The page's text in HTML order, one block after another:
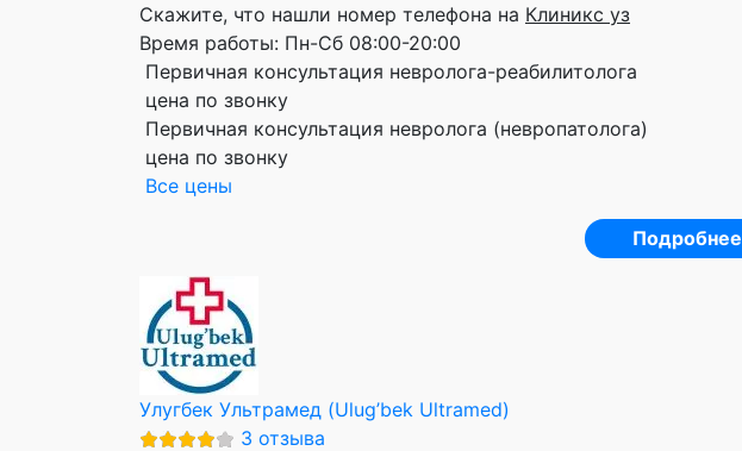
Скажите, что нашли номер телефона на Клиникс уз
Время работы: Пн-Сб 08:00-20:00
Первичная консультация невролога-реабилитолога
цена по звонку
Первичная консультация невролога (невропатолога)
цена по звонку
Все цены
Подробнее
Улугбек Ультрамед (Ulug’bek Ultramed)
3 отзыва